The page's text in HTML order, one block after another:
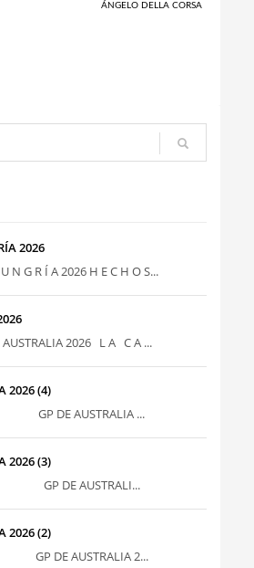
ÁNGELO DELLA CORSA
2026
N G R Í A 2026 H E C H O S...
AUSTRALIA 2026 L A C A ...
2026 (4)
GP DE AUSTRALIA ...
2026 (3)
GP DE AUSTRALI...
2026 (2)
GP DE AUSTRALIA 2...